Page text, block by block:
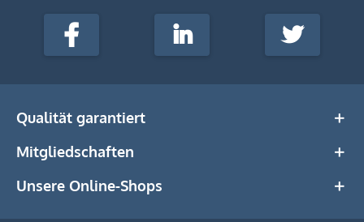
stempel-
Media
Facebook LinkedIn Twitter
Qualität garantiert
Mitgliedschaften
Unsere Online-Shops